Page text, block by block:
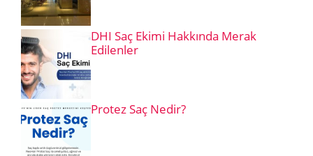
DHI Saç Ekimi Hakkında Merak
Edilenler
Protez Saç Nedir?